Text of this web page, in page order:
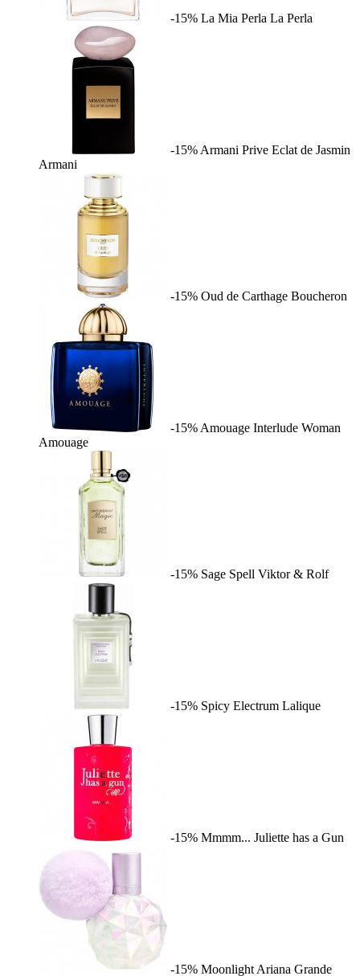
-15% La Mia Perla La Perla
-15% Armani Prive Eclat de Jasmin
Armani
-15% Oud de Carthage Boucheron
-15% Amouage Interlude Woman
Amouage
-15% Sage Spell Viktor & Rolf
-15% Spicy Electrum Lalique
-15% Mmmm... Juliette has a Gun
-15% Moonlight Ariana Grande